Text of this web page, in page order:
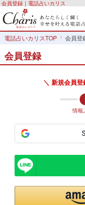
会員登録｜電話占いカリス
電話占いカリスTOP 会員登
会員登録
＼ 新規会員
情報